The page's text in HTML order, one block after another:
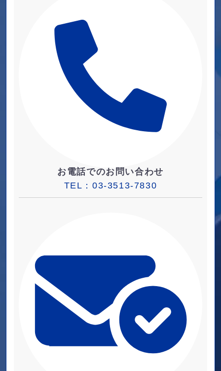
お電話でのお問い合わせ
TEL：03-3513-7830